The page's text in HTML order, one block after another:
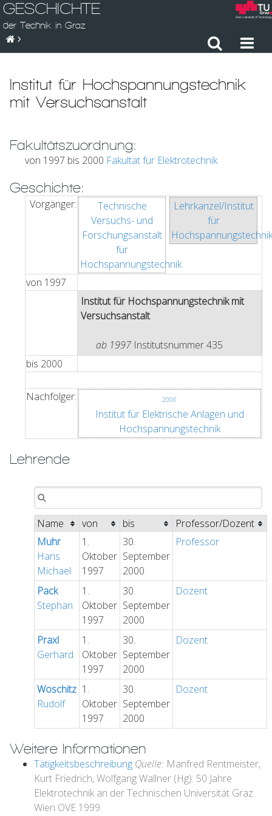
GESCHICHTE
der Technik in Graz
Institut für Hochspannungstechnik
mit Versuchsanstalt
Fakultätszuordnung:
von 1997 bis 2000 Fakultät für Elektrotechnik
Geschichte:
Vorgänger:
Technische
Versuchs- und
Forschungsanstalt
für
Hochspannungstechnik
Lehrkanzel/Institut
für
von 1997
Institut für Hochspannungstechnik mit
Versuchsanstalt
ab 1997 Institutsnummer 435
bis 2000
Nachfolger: 2000
Institut für Elektrische Anlagen und
Hochspannungstechnik
Lehrende
Name von bis
Professor/Dozent
Muhr
Hans
Michael
1.
Oktober
1997
30.
September
2000
Professor
Pack
Stephan
1.
Oktober
1997
30.
September
2000
Dozent
Praxl
Gerhard
1.
Oktober
1997
30.
September
2000
Dozent
Woschitz
Rudolf
1.
Oktober
1997
30.
September
2000
Dozent
Weitere Informationen
Tätigkeitsbeschreibung Quelle: Manfred Rentmeister,
Kurt Friedrich, Wolfgang Wallner (Hg): 50 Jahre
Elektrotechnik an der Technischen Universität Graz.
Wien OVE 1999.